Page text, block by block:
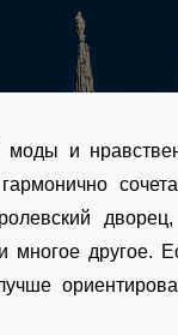
и
многое другое.